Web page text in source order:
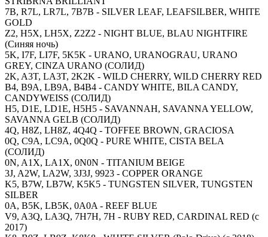
7B, R7L, LR7L, 7B7B - SILVER LEAF, LEAFSILBER, WHITE
GOLD
Z2, H5X, LH5X, Z2Z2 - NIGHT BLUE, BLAU NIGHTFIRE
(Синяя ночь)
5K, I7F, LI7F, 5K5K - URANO, URANOGRAU, URANO
GREY, CINZA URANO (СОЛИД)
2K, A3T, LA3T, 2K2K - WILD CHERRY, WILD CHERRY RED
B4, B9A, LB9A, B4B4 - CANDY WHITE, BILA CANDY,
CANDYWEISS (СОЛИД)
H5, D1E, LD1E, H5H5 - SAVANNAH, SAVANNA YELLOW,
SAVANNA GELB (СОЛИД)
4Q, H8Z, LH8Z, 4Q4Q - TOFFEE BROWN, GRACIOSA
0Q, C9A, LC9A, 0Q0Q - PURE WHITE, CISTA BELA
(СОЛИД)
0N, A1X, LA1X, 0N0N - TITANIUM BEIGE
3J, A2W, LA2W, 3J3J, 9923 - COPPER ORANGE
K5, B7W, LB7W, K5K5 - TUNGSTEN SILVER, TUNGSTEN
SILBER
0A, B5K, LB5K, 0A0A - REEF BLUE
V9, A3Q, LA3Q, 7H7H, 7H - RUBY RED, CARDINAL RED (с
2017)